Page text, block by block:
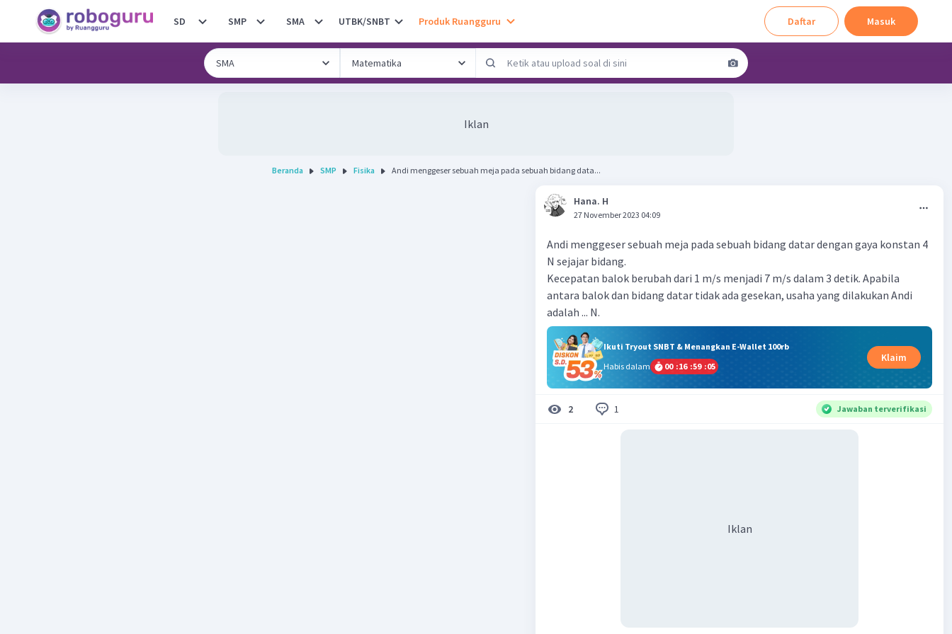
SD SMP SMA UTBK/SNBT Produk Ruangguru Daftar Masuk
Iklan
Beranda SMP Fisika Andi menggeser sebuah meja pada sebuah bidang data...
Hana. H
27 November 2023 04:09
Andi menggeser sebuah meja pada sebuah bidang datar dengan gaya konstan 4
N sejajar bidang.
Kecepatan balok berubah dari 1 m/s menjadi 7 m/s dalam 3 detik. Apabila
antara balok dan bidang datar tidak ada gesekan, usaha yang dilakukan Andi
adalah ... N.
Ikuti Tryout SNBT & Menangkan E-Wallet 100rb
Habis dalam
00 :16 :59 :04
Klaim
2 1 Jawaban terverifikasi
Iklan